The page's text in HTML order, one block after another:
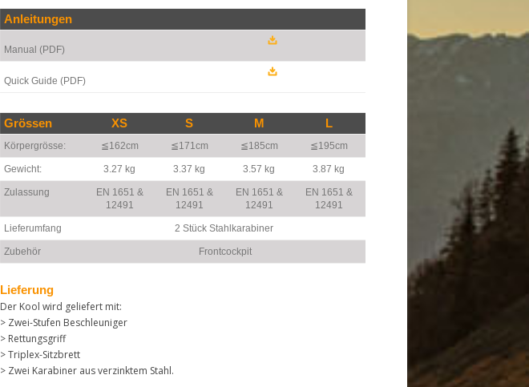
Anleitungen
Manual (PDF)
Quick Guide (PDF)
Grössen XS S M L
Körpergrösse: ≦162cm ≦171cm ≦185cm ≦195cm
Gewicht: 3.27 kg 3.37 kg 3.57 kg 3.87 kg
Zulassung
EN 1651 &
12491
EN 1651 &
12491
EN 1651 &
12491
EN 1651 &
12491
Lieferumfang 2 Stück Stahlkarabiner
Zubehör Frontcockpit
Lieferung
Der Kool wird geliefert mit:
> Zwei-Stufen Beschleuniger
> Rettungsgriff
> Triplex-Sitzbrett
> Zwei Karabiner aus verzinktem Stahl.